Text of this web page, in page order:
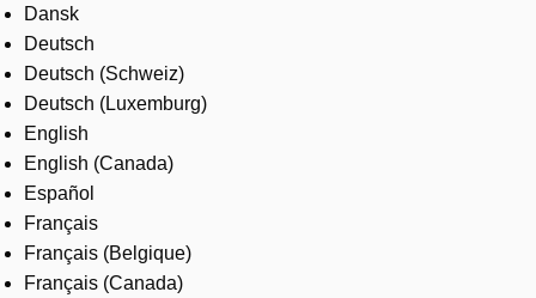
Services
About us
Where to buy
Contact us
Careers
Dansk
Deutsch
Deutsch (Schweiz)
Deutsch (Luxemburg)
English
English (Canada)
Español
Français
Français (Belgique)
Français (Canada)